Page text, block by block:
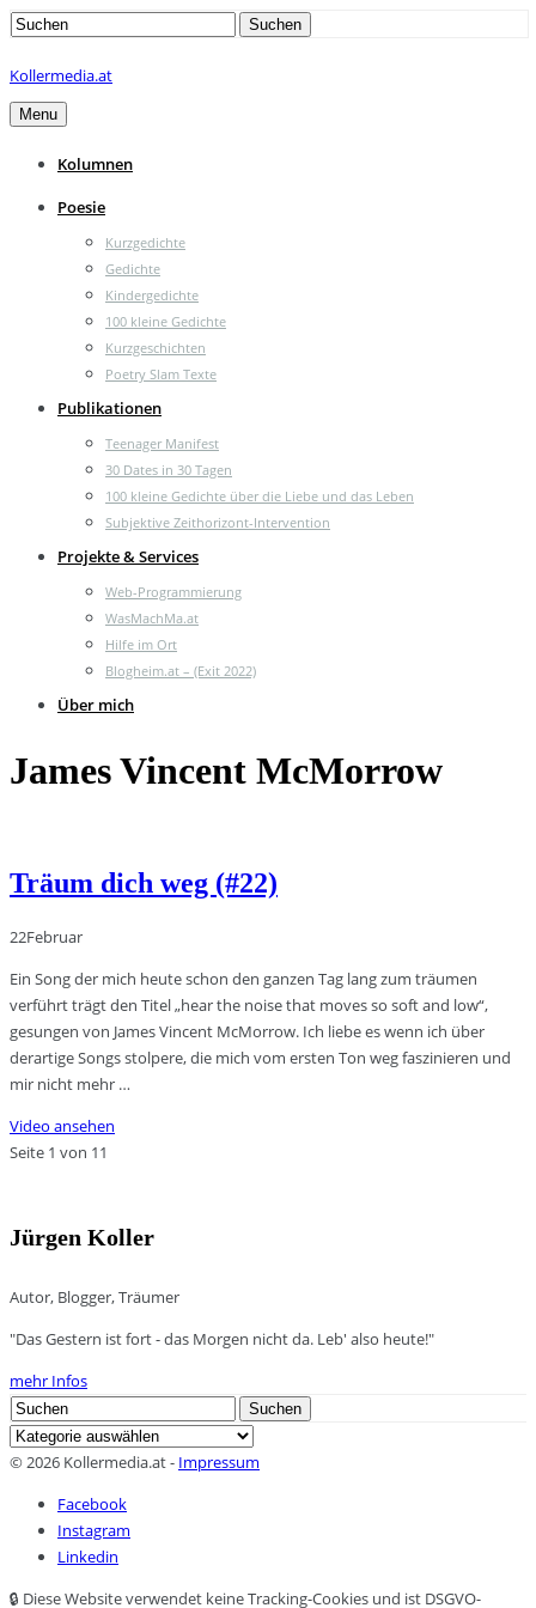
Search
Suchen
Kollermedia.at
Menu
Kolumnen
Poesie
Kurzgedichte
Gedichte
Kindergedichte
100 kleine Gedichte
Kurzgeschichten
Poetry Slam Texte
Publikationen
Teenager Manifest
30 Dates in 30 Tagen
100 kleine Gedichte über die Liebe und das Leben
Subjektive Zeithorizont-Intervention
Projekte & Services
Web-Programmierung
WasMachMa.at
Hilfe im Ort
Blogheim.at – (Exit 2022)
Über mich
James Vincent McMorrow
Träum dich weg (#22)
22Februar
Ein Song der mich heute schon den ganzen Tag lang zum träumen
verführt trägt den Titel „hear the noise that moves so soft and low“,
gesungen von James Vincent McMorrow. Ich liebe es wenn ich über
derartige Songs stolpere, die mich vom ersten Ton weg faszinieren und
mir nicht mehr …
Video ansehen
Seite 1 von 11
Jürgen Koller
Autor, Blogger, Träumer
"Das Gestern ist fort - das Morgen nicht da. Leb' also heute!"
mehr Infos
Search
for:
Suchen
Kategorien
© 2026 Kollermedia.at - Impressum
Facebook
Instagram
Linkedin
🔒 Diese Website verwendet keine Tracking-Cookies und ist DSGVO-